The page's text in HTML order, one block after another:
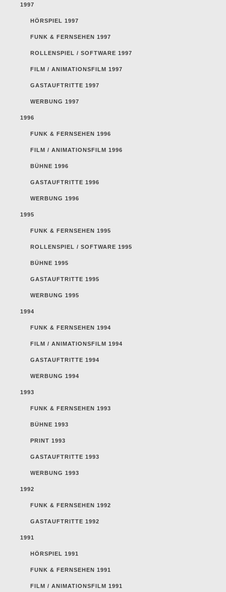
1997
HÖRSPIEL 1997
FUNK & FERNSEHEN 1997
ROLLENSPIEL / SOFTWARE 1997
FILM / ANIMATIONSFILM 1997
GASTAUFTRITTE 1997
WERBUNG 1997
1996
FUNK & FERNSEHEN 1996
FILM / ANIMATIONSFILM 1996
BÜHNE 1996
GASTAUFTRITTE 1996
WERBUNG 1996
1995
FUNK & FERNSEHEN 1995
ROLLENSPIEL / SOFTWARE 1995
BÜHNE 1995
GASTAUFTRITTE 1995
WERBUNG 1995
1994
FUNK & FERNSEHEN 1994
FILM / ANIMATIONSFILM 1994
GASTAUFTRITTE 1994
WERBUNG 1994
1993
FUNK & FERNSEHEN 1993
BÜHNE 1993
PRINT 1993
GASTAUFTRITTE 1993
WERBUNG 1993
1992
FUNK & FERNSEHEN 1992
GASTAUFTRITTE 1992
1991
HÖRSPIEL 1991
FUNK & FERNSEHEN 1991
FILM / ANIMATIONSFILM 1991